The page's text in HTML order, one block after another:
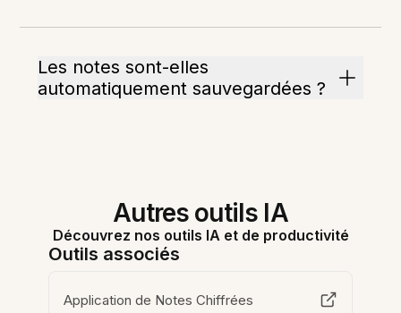
Les notes sont-elles
automatiquement sauvegardées ?
Autres outils IA
Découvrez nos outils IA et de productivité
Outils associés
Application de Notes Chiffrées